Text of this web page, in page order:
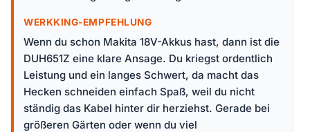
WERKKING-EMPFEHLUNG
Wenn du schon Makita 18V-Akkus hast, dann ist die
DUH651Z eine klare Ansage. Du kriegst ordentlich
Leistung und ein langes Schwert, da macht das
Hecken schneiden einfach Spaß, weil du nicht
ständig das Kabel hinter dir herziehst. Gerade bei
größeren Gärten oder wenn du viel